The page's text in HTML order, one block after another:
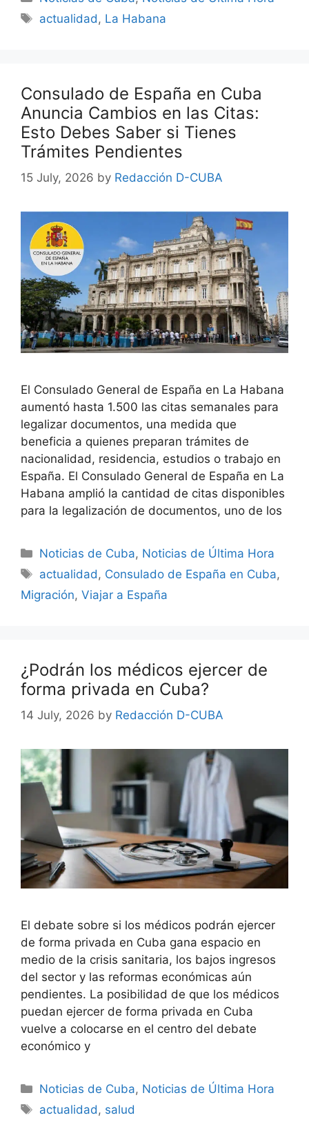
Tags
actualidad , La Habana
Consulado de España en Cuba
Anuncia Cambios en las Citas:
Esto Debes Saber si Tienes
Trámites Pendientes
15 July, 2026 by Redacción D-CUBA
El Consulado General de España en La Habana
aumentó hasta 1.500 las citas semanales para
legalizar documentos, una medida que
beneficia a quienes preparan trámites de
nacionalidad, residencia, estudios o trabajo en
España. El Consulado General de España en La
Habana amplió la cantidad de citas disponibles
para la legalización de documentos, uno de los
Categories
Noticias de Cuba, Noticias de Última Hora
Tags
actualidad , Consulado de España en Cuba,
Migración, Viajar a España
¿Podrán los médicos ejercer de
forma privada en Cuba?
14 July, 2026 by Redacción D-CUBA
El debate sobre si los médicos podrán ejercer
de forma privada en Cuba gana espacio en
medio de la crisis sanitaria, los bajos ingresos
del sector y las reformas económicas aún
pendientes. La posibilidad de que los médicos
puedan ejercer de forma privada en Cuba
vuelve a colocarse en el centro del debate
económico y
Categories
Noticias de Cuba, Noticias de Última Hora
Tags
actualidad , salud